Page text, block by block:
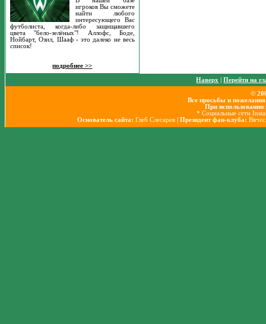
игроков Вы сможете
найти любого
интересующего Вас
футболиста, когда-либо защищавшего
цвета "бело-зелёных"! Аллофс, Боде,
Нойбарт, Озил, Шааф - это далеко не весь
список!
подробнее >>
Наверх |Перейти на
©
Все просьбы и
При использовании
* Социальные сети
Основатель сайта: Глеб Слесарев | Президент фан-клуба: